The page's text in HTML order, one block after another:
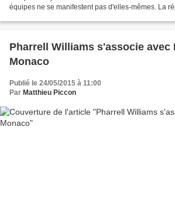
équipes ne se manifestent pas d'elles-mêmes. La
Pharrell Williams s'associe avec
Monaco
Publié le 24/05/2015 à 11:00
Par Matthieu Piccon